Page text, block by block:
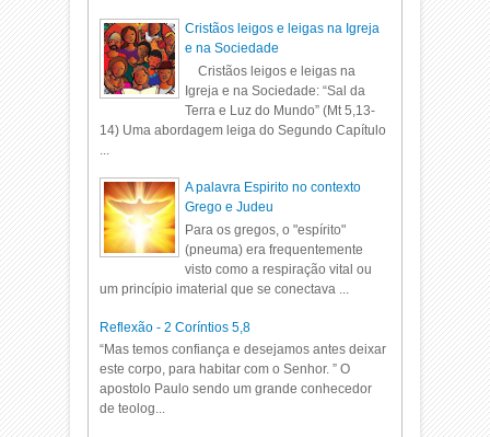
Cristãos leigos e leigas na Igreja
e na Sociedade
Cristãos leigos e leigas na
Igreja e na Sociedade: “Sal da
Terra e Luz do Mundo” (Mt 5,13-
14) Uma abordagem leiga do Segundo Capítulo
A palavra Espirito no contexto
Grego e Judeu
Para os gregos, o "espírito"
(pneuma) era frequentemente
visto como a respiração vital ou
um princípio imaterial que se conectava ...
Reflexão - 2 Coríntios 5,8
“Mas temos confiança e desejamos antes deixar
este corpo, para habitar com o Senhor. ” O
apostolo Paulo sendo um grande conhecedor
de teolog...